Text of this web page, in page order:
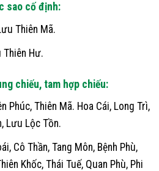
sao cố định:
Thiên Mã.
Hư.
chiếu, tam hợp chiếu:
Phúc, Thiên Mã. Hoa Cái, Long Trì,
Lưu Lộc Tồn.
Cô Thần, Tang Môn, Bệnh Phù,
Khốc, Thái Tuế, Quan Phù, Phi